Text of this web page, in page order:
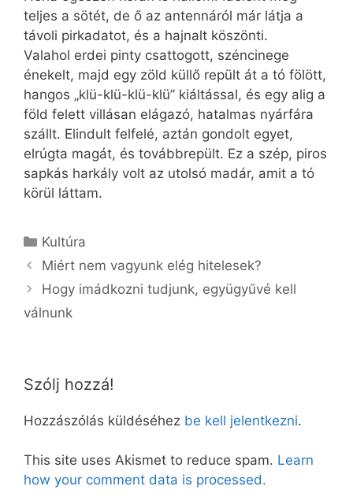
teljes a sötét, de ő az antennáról már látja a
távoli pirkadatot, és a hajnalt köszönti.
Valahol erdei pinty csattogott, széncinege
énekelt, majd egy zöld küllő repült át a tó fölött,
hangos „klü-klü-klü-klü” kiáltással, és egy alig a
föld felett villásan elágazó, hatalmas nyárfára
szállt. Elindult felfelé, aztán gondolt egyet,
elrúgta magát, és továbbrepült. Ez a szép, piros
sapkás harkály volt az utolsó madár, amit a tó
körül láttam.
Kategória
Kultúra
Miért nem vagyunk elég hitelesek?
Hogy imádkozni tudjunk, együgyűvé kell
válnunk
Szólj hozzá!
Hozzászólás küldéséhez be kell jelentkezni.
This site uses Akismet to reduce spam. Learn
how your comment data is processed.